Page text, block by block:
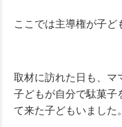
ここでは主導権が子ど
取材に訪れた日も、マ
子どもが自分で駄菓子
て来た子どもいました。